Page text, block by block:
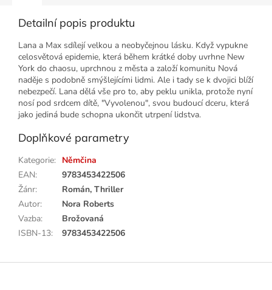
Detailní popis produktu
Lana a Max sdílejí velkou a neobyčejnou lásku. Když vypukne
celosvětová epidemie, která během krátké doby uvrhne New
York do chaosu, uprchnou z města a založí komunitu Nová
naděje s podobně smýšlejícími lidmi. Ale i tady se k dvojici blíží
nebezpečí. Lana dělá vše pro to, aby peklu unikla, protože nyní
nosí pod srdcem dítě, "Vyvolenou", svou budoucí dceru, která
jako jediná bude schopna ukončit utrpení lidstva.
Doplňkové parametry
Kategorie: Němčina
EAN:
9783453422506
Žánr:
Román, Thriller
Autor:
Nora Roberts
Vazba:
Brožovaná
ISBN-13: 9783453422506
Z